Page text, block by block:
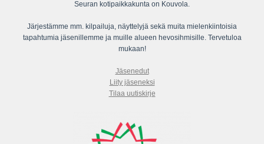
Seuran kotipaikkakunta on Kouvola.
Järjestämme mm. kilpailuja, näyttelyjä sekä muita mielenkiintoisia
tapahtumia jäsenillemme ja muille alueen hevosihmisille. Tervetuloa
mukaan!
Jäsenedut
Liity jäseneksi
Tilaa uutiskirje